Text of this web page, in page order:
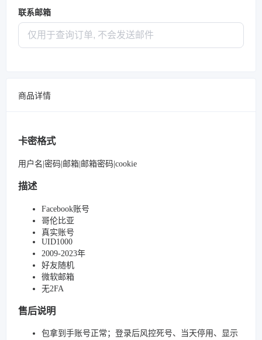
联系邮箱
商品详情
卡密格式
用户名|密码|邮箱|邮箱密码|cookie
描述
Facebook账号
哥伦比亚
真实账号
UID1000
2009-2023年
好友随机
微软邮箱
无2FA
售后说明
包拿到手账号正常；登录后风控死号、当天停用、显示